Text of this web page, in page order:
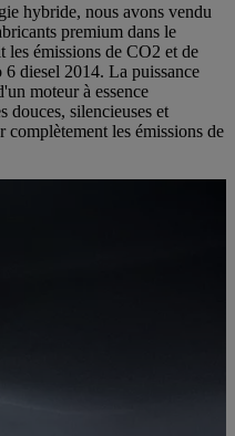
hybride, nous avons vendu
premium dans le
les émissions de CO2 et de
diesel 2014. La puissance
moteur à essence
douces, silencieuses et
les émissions de